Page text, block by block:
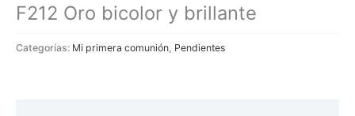
F212 Oro bicolor y brillante
Categorías: Mi primera comunión Pendientes